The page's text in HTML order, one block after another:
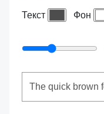
Текст Фон